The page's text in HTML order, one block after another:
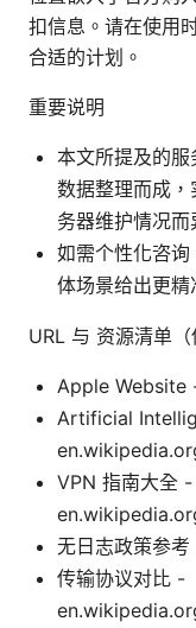
扣信息。请在使用
合适的计划。
重要说明
本文所提及的
数据整理而成
务器维护情况而
如需个性化咨
体场景给出更精
URL 与 资源清单（
Apple Website
Artificial
VPN 指南大全 -
无日志政策参
传输协议对比 -